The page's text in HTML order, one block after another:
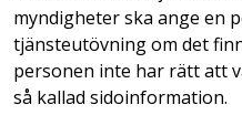
myndigheter ska ange en
tjänsteutövning om det
personen inte har rätt att
så kallad sidoinformation.